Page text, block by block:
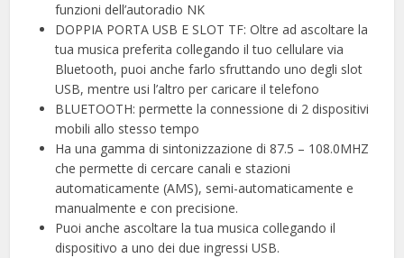
funzioni dell’autoradio NK
DOPPIA PORTA USB E SLOT TF: Oltre ad ascoltare la
tua musica preferita collegando il tuo cellulare via
Bluetooth, puoi anche farlo sfruttando uno degli slot
USB, mentre usi l’altro per caricare il telefono
BLUETOOTH: permette la connessione di 2 dispositivi
mobili allo stesso tempo
Ha una gamma di sintonizzazione di 87.5 – 108.0MHZ
che permette di cercare canali e stazioni
automaticamente (AMS), semi-automaticamente e
manualmente e con precisione.
Puoi anche ascoltare la tua musica collegando il
dispositivo a uno dei due ingressi USB.